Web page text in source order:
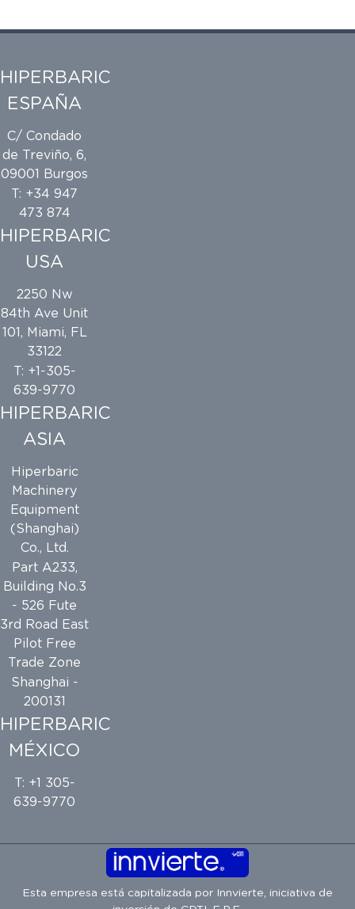
HIPERBARIC
ESPAÑA
C/ Condado
de Treviño, 6,
09001 Burgos
T: +34 947
473 874
HIPERBARIC
USA
2250 Nw
84th Ave Unit
101, Miami, FL
33122
T: +1-305-
639-9770
HIPERBARIC
ASIA
Hiperbaric
Machinery
Equipment
(Shanghai)
Co., Ltd.
Part A233,
Building No.3
- 526 Fute
3rd Road East
Pilot Free
Trade Zone
Shanghai -
200131
HIPERBARIC
MÉXICO
T: +1 305-
639-9770
Esta empresa está capitalizada por Innvierte , iniciativa de